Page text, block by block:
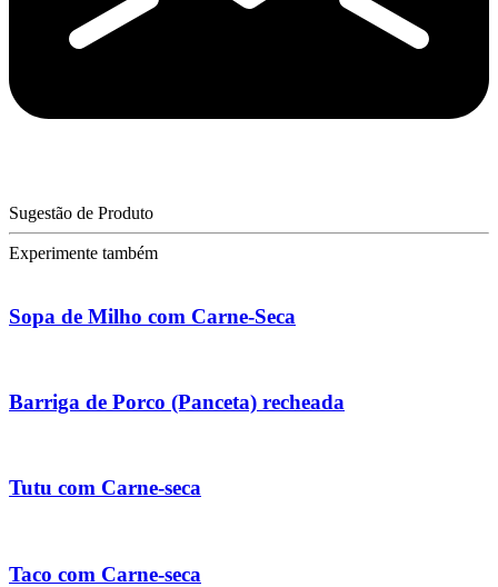
Sugestão de Produto
Experimente também
Sopa de Milho com Carne-Seca
Barriga de Porco (Panceta) recheada
Tutu com Carne-seca
Taco com Carne-seca